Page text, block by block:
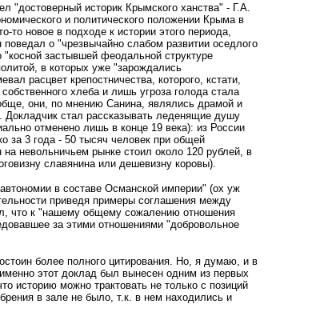
"достоверный историк Крымского ханства" - Г.А.
и политического положении Крыма в
новое в подходе к истории этого периода,
о "чрезвычайно слабом развитии оседлого
застывшей феодальной структуре
в которых уже "зарождались
расцвет крепостничества, которого, кстати,
хлеба и лишь угроза голода стала
они, по мнению Санина, являлись драмой и
стал рассказывать леденящие душу
отменено лишь в конце 19 века): из России
за 3 года - 50 тысяч человек при общей
невольничьем рынке стоил около 120 рублей, в
славянина или дешевизну коровы).
в составе Османской империи" (ох уж
приведя примеры соглашения между
что к "нашему общему сожалению отношения
за этими отношениями "добровольное
более полного цитирования. Но, я думаю, и в
этот доклад был вынесен одним из первых
историю можно трактовать не только с позиций
в зале не было, т.к. в нем находились и